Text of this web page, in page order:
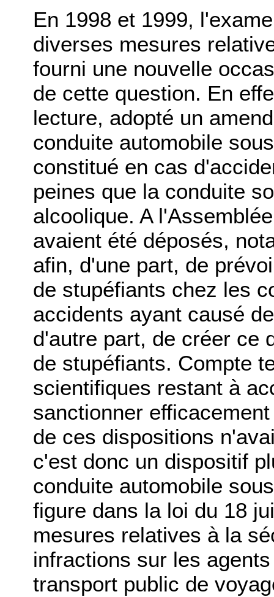
En 1998 et 1999,
diverses mesures
fourni une nouvelle
de cette question. En
lecture, adopté un
conduite automobile
constitué en cas
peines que la conduite
alcoolique. A
avaient été déposés,
afin, d'une part, de
de stupéfiants chez les
accidents ayant causé
d'autre part, de créer ce
de stupéfiants. Compte
scientifiques restant à
sanctionner
de ces dispositions
c'est donc un dispositif
conduite automobile
figure dans la loi du 18
mesures relatives à la
infractions sur les
transport public de